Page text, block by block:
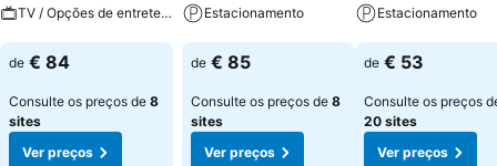
TV / Opções de entretenimento
Ver preços
de € 84
Consulte os preços de 8
sites
Ver preços
Estacionamento
Ver preços
de € 85
Consulte os preços de 8
sites
Ver preços
Estacionamento
Ver preços
de € 53
Consulte os preços
20 sites
Ver preços